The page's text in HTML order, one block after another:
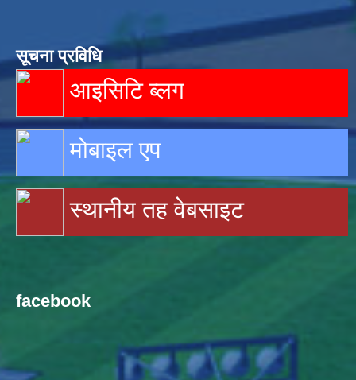
सूचना प्रविधि
आइसिटि ब्लग
मोबाइल एप
स्थानीय तह वेबसाइट
facebook